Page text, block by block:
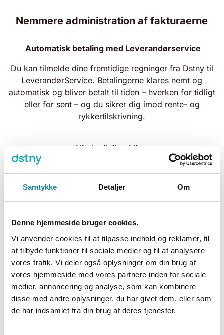
Samtykke Detaljer Om
Denne hjemmeside bruger cookies.
Vi anvender cookies til at tilpasse indhold og reklamer, til
at tilbyde funktioner til sociale medier og til at analysere
vores trafik. Vi deler også oplysninger om din brug af
vores hjemmeside med vores partnere inden for sociale
medier, annoncering og analyse, som kan kombinere
disse med andre oplysninger, du har givet dem, eller som
de har indsamlet fra din brug af deres tjenester.
Nemmere administration af fakturaerne
Automatisk betaling med Leverandørservice
Du kan tilmelde dine fremtidige regninger fra Dstny til
LeverandørService. Betalingerne klares nemt og
automatisk og bliver betalt til tiden – hverken for tidligt
eller for sent – og du sikrer dig imod rente- og
rykkertilskrivning.
Hjælp til tilmelding
Øverste “Kundenr.”: Dit kundenummer hos Dstny.
faktura, hvor det fremgår.
“Reg.nr.”: Din banks registreringsnummer.
Indtastes uden eventuelle bindestreger. Bør altid
være 10 cifre, så hvis dit bankkontonummer (ekskl.
reg.nr.) er kortere end det, fylder du ud med nuller
foran.
“CVR-nr.”: De 8 cifre i dit CVR-nummer indtastes
uden mellemrum.
“LS Kreditor nr.”: Er forududfyldt med Dstny’s
aftalenummer og bør ikke ændres.
Se de almindelige regler og vilkår for betalinger